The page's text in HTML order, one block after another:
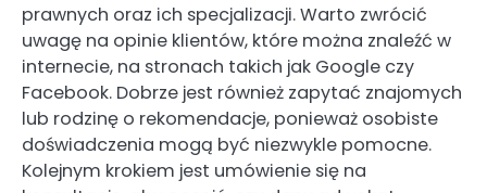
prawnych oraz ich specjalizacji. Warto zwrócić
uwagę na opinie klientów, które można znaleźć w
internecie, na stronach takich jak Google czy
Facebook. Dobrze jest również zapytać znajomych
lub rodzinę o rekomendacje, ponieważ osobiste
doświadczenia mogą być niezwykle pomocne.
Kolejnym krokiem jest umówienie się na